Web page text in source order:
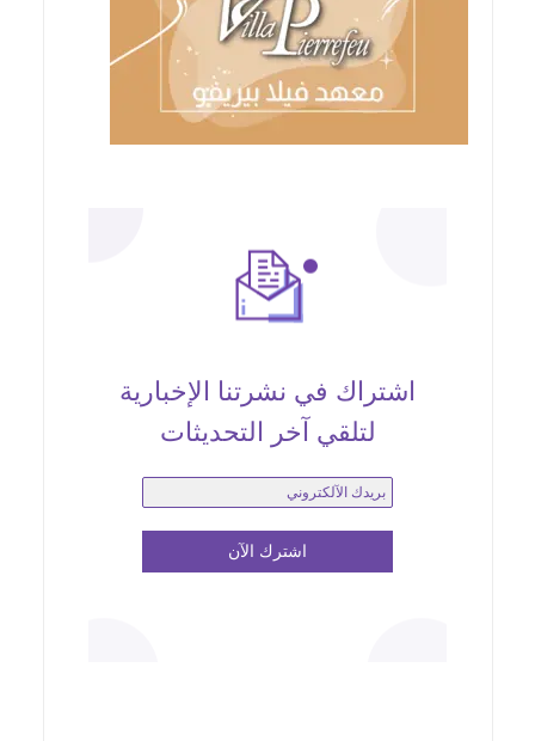
اشتراك في نشرتنا الإخبارية
لتلقي آخر التحديثات